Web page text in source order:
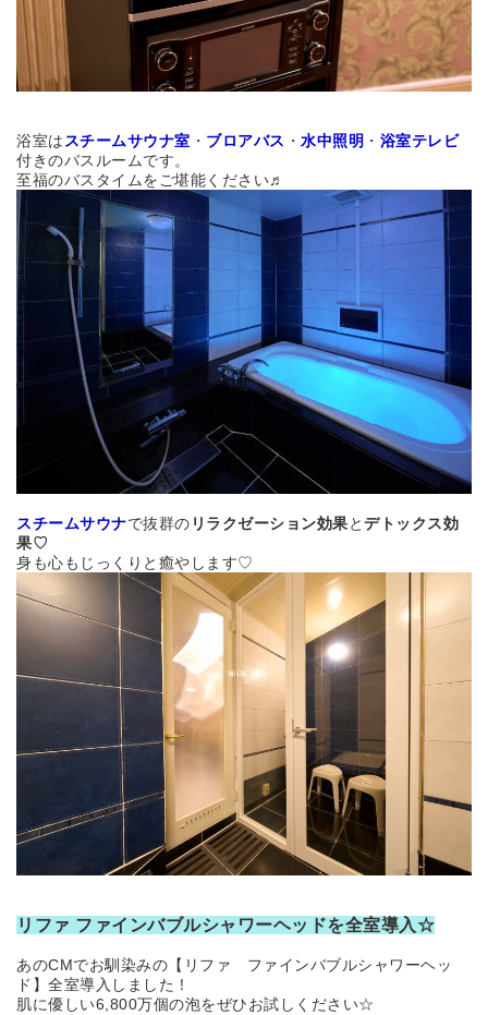
浴室はスチームサウナ室 ・ ブロアバス ・ 水中照明 ・ 浴室テレビ
付きのバスルームです。
至福のバスタイムをご堪能ください♬
スチームサウナで抜群の リラクゼーション効果とデトックス効
果♡
身も心もじっくりと癒やします♡
リファ ファインバブルシャワーヘッドを全室導入☆
あのCMでお馴染みの【リファ ファインバブルシャワーヘッ
ド】全室導入しました！
肌に優しい6,800万個の泡をぜひお試しください☆